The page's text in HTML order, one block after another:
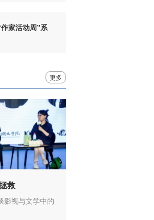
家活动周”系
更多
救
影视与文学中的